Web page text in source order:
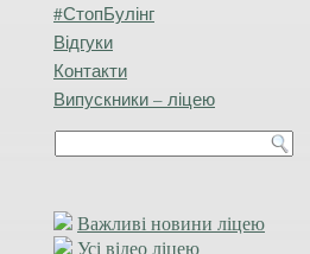
#СтопБулінг
Відгуки
Контакти
Випускники – ліцею
Важливі новини ліцею
Усі відео ліцею